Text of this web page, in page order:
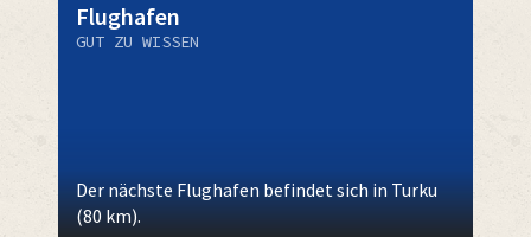
Flughafen
GUT ZU WISSEN
Der nächste Flughafen befindet sich in Turku
(80 km).